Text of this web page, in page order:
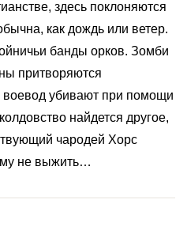
здесь поклоняются
как дождь или ветер.
банды орков. Зомби
притворяются
убивают при помощи
найдется другое,
чародей Хорс
не выжить…